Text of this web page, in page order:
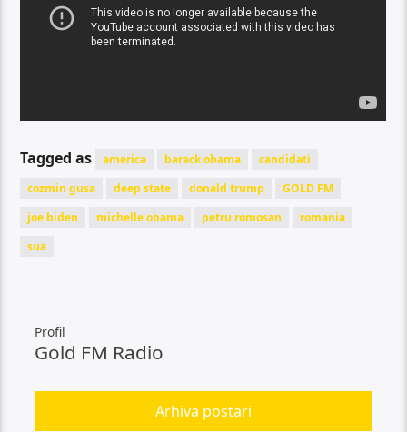
Tagged as america barack obama
candidati
cozmin gusa
deep state donald trump
GOLD FM
joe biden
michelle obama petru romosan
romania
sua
Profil
Gold FM Radio
Arhiva postari